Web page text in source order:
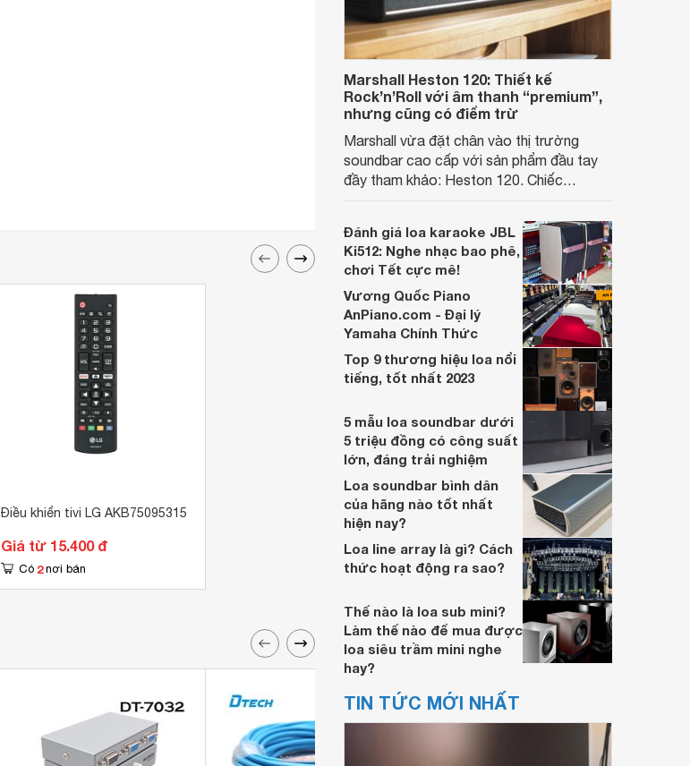
Điều khiển tivi LG AKB75095315
Giá từ 15.400 đ
Có 2 nơi bán
Marshall Heston 120: Thiết kế
Rock’n’Roll với âm thanh “premium”,
nhưng cũng có điểm trừ
Marshall vừa đặt chân vào thị trường
soundbar cao cấp với sản phẩm đầu tay
đầy tham khảo: Heston 120. Chiếc
lớn, kết nối đa dạng, mà còn ghi điểm nhờ
“chất Marshall” cùng cấu trúc âm thanh
5.1.2 đầy hứa hẹn.
Đánh giá loa karaoke JBL
Ki512: Nghe nhạc bao phê,
chơi Tết cực mê!
Vương Quốc Piano
AnPiano.com - Đại lý
Yamaha Chính Thức
Top 9 thương hiệu loa nổi
tiếng, tốt nhất 2023
5 mẫu loa soundbar dưới
5 triệu đồng có công suất
lớn, đáng trải nghiệm
Loa soundbar bình dân
của hãng nào tốt nhất
hiện nay?
Loa line array là gì? Cách
thức hoạt động ra sao?
Thế nào là loa sub mini?
Làm thế nào để mua được
loa siêu trầm mini nghe
hay?
TIN TỨC MỚI NHẤT